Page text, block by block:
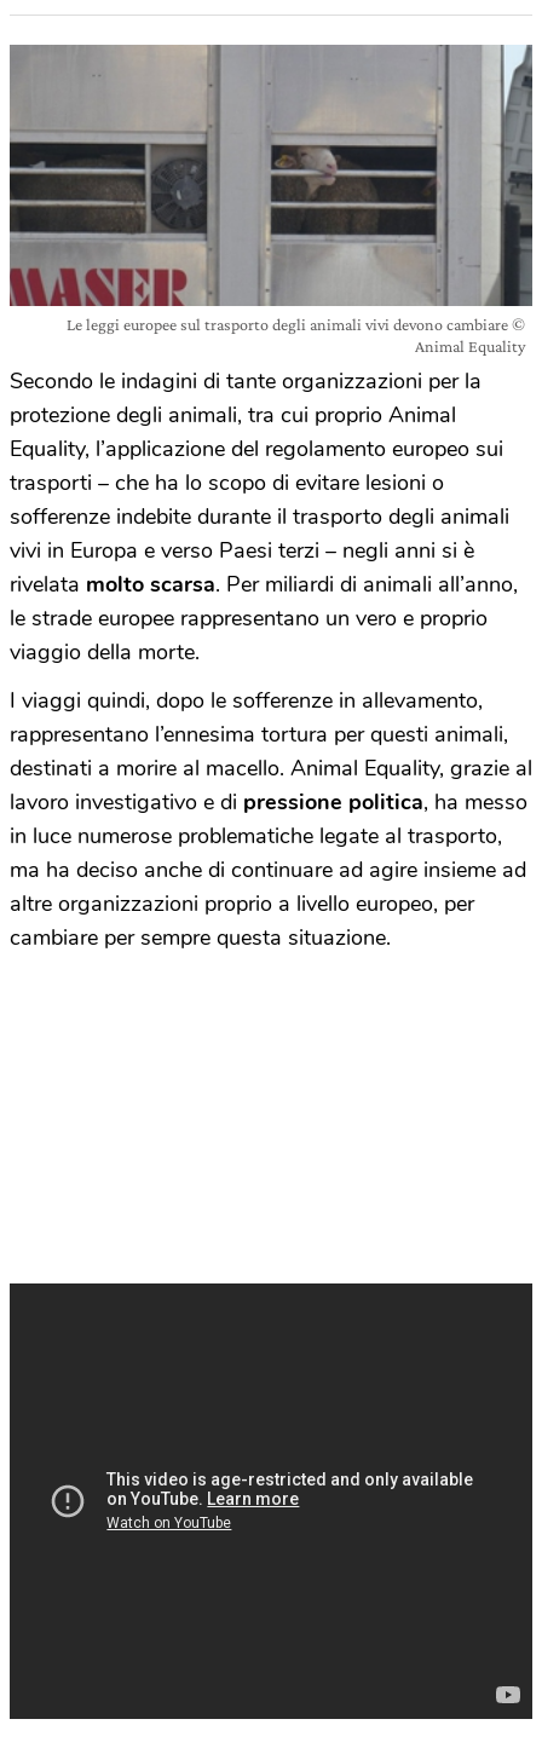
Le leggi europee sul trasporto degli animali vivi devono cambiare ©
Animal Equality
Secondo le indagini di tante organizzazioni per la
protezione degli animali, tra cui proprio Animal
Equality, l’applicazione del regolamento europeo sui
trasporti – che ha lo scopo di evitare lesioni o
sofferenze indebite durante il trasporto degli animali
vivi in Europa e verso Paesi terzi – negli anni si è
rivelata molto scarsa. Per miliardi di animali all’anno,
le strade europee rappresentano un vero e proprio
viaggio della morte.
I viaggi quindi, dopo le sofferenze in allevamento,
rappresentano l’ennesima tortura per questi animali,
destinati a morire al macello. Animal Equality, grazie al
lavoro investigativo e di pressione politica, ha messo
in luce numerose problematiche legate al trasporto,
ma ha deciso anche di continuare ad agire insieme ad
altre organizzazioni proprio a livello europeo, per
cambiare per sempre questa situazione.